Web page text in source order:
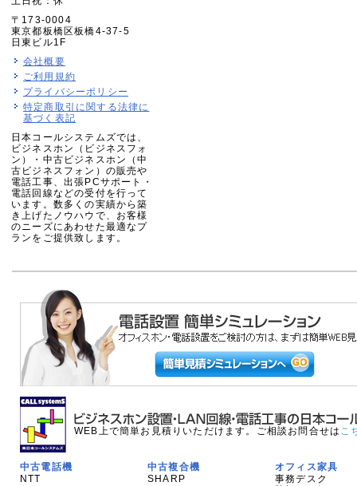
〒173-0004
東京都板橋区板橋4-37-5
日東ビル1F
会社概要
ご利用規約
プライバシーポリシー
特定商取引に関する法律に
基づく表記
日本コールシステムズでは、
ビジネスホン（ビジネスフォ
ン）・中古ビジネスホン（中
古ビジネスフォン）の販売や
電話工事、出張PCサポート・
電話回線などの受付を行って
います。数多くの実績から築
き上げたノウハウで、お客様
のニーズにあわせた最適なプ
ランをご提供致します。
WEB上で簡単お見積りいただけます。ご相談お問合せは こ
中古電話機
NTT
中古複合機
SHARP
オフィス家具
事務デスク